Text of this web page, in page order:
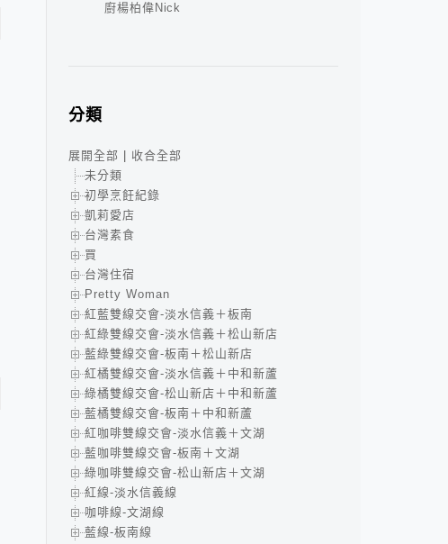
廚楊柏偉Nick
分類
展開全部
收合全部
未分類
初學烹飪紀錄
凱莉愛店
台灣素食
買
台灣住宿
Pretty Woman
紅藍雙線交會-淡水信義＋板南
紅綠雙線交會-淡水信義＋松山新店
藍綠雙線交會-板南＋松山新店
紅橘雙線交會-淡水信義＋中和新蘆
綠橘雙線交會-松山新店＋中和新蘆
藍橘雙線交會-板南＋中和新蘆
紅咖啡雙線交會-淡水信義＋文湖
藍咖啡雙線交會-板南＋文湖
綠咖啡雙線交會-松山新店＋文湖
紅線-淡水信義線
咖啡線-文湖線
藍線-板南線